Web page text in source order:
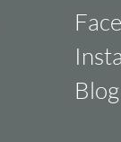
Blog